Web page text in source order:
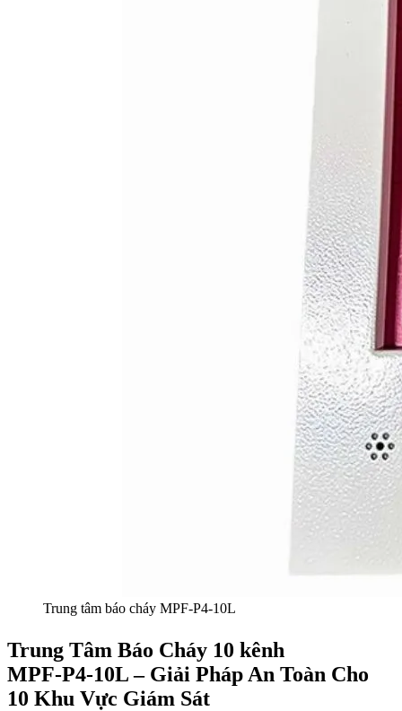
Trung tâm báo cháy MPF-P4-10L
Trung Tâm Báo Cháy 10 kênh
MPF‑P4‑10L – Giải Pháp An Toàn Cho
10 Khu Vực Giám Sát